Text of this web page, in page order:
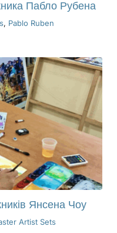
Пабло Рубена
, Pablo Ruben
Янсена Чоу
Artist Sets